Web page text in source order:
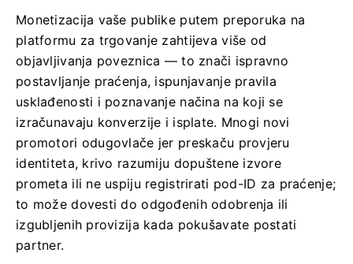
Monetizacija vaše publike putem preporuka na
platformu za trgovanje zahtijeva više od
objavljivanja poveznica — to znači ispravno
postavljanje praćenja, ispunjavanje pravila
usklađenosti i poznavanje načina na koji se
izračunavaju konverzije i isplate. Mnogi novi
promotori odugovlače jer preskaču provjeru
identiteta, krivo razumiju dopuštene izvore
prometa ili ne uspiju registrirati pod-ID za praćenje;
to može dovesti do odgođenih odobrenja ili
izgubljenih provizija kada pokušavate postati
partner.